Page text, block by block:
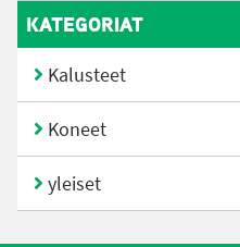
KATEGORIAT
Kalusteet
Koneet
yleiset